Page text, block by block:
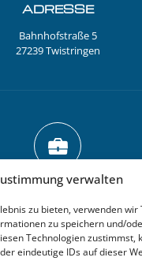
verwalten
zu bieten, verwenden wir
zu speichern und/
Technologien zustimmst,
eindeutige IDs auf dieser
ADRESSE
Bahnhofstraße 5
27239 Twistringen
Impressum
Datenschutz
Cookie-Richtlinie (EU)